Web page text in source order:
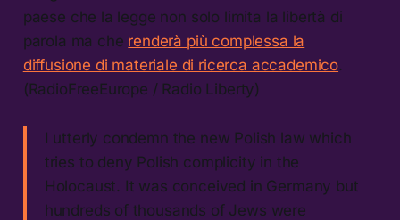
paese che la legge non solo limita la libertà di
parola ma che renderà più complessa la
diffusione di materiale di ricerca accademico.
(RadioFreeEurope / Radio Liberty)
I utterly condemn the new Polish law which
tries to deny Polish complicity in the
Holocaust. It was conceived in Germany but
hundreds of thousands of Jews were